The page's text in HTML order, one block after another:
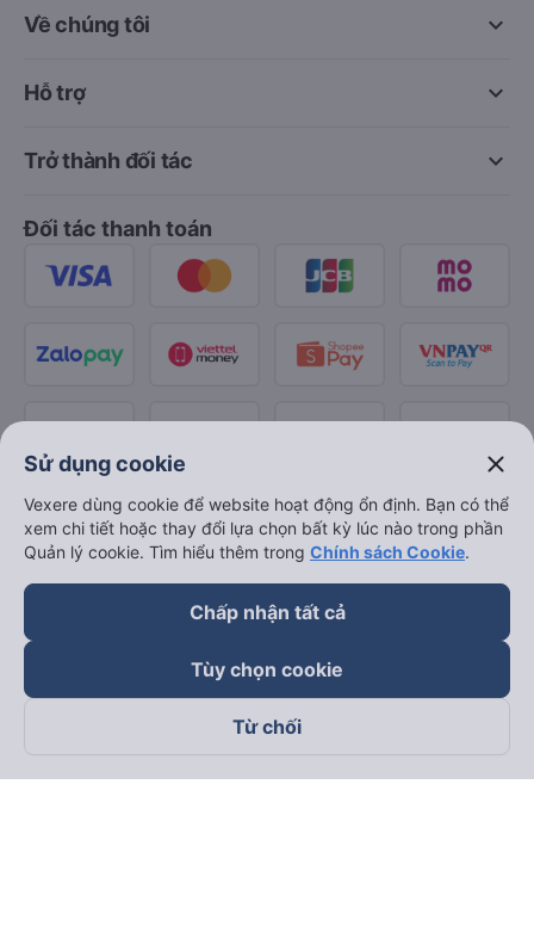
keyboard_arrow_down
Về chúng tôi
keyboard_arrow_down
Hỗ trợ
keyboard_arrow_down
Trở thành đối tác
Đối tác thanh toán
Theo dõi chúng tôi trên
Sử dụng cookie close
Vexere dùng cookie để website hoạt động ổn định. Bạn có thể
xem chi tiết hoặc thay đổi lựa chọn bất kỳ lúc nào trong phần
Quản lý cookie. Tìm hiểu thêm trong Chính sách Cookie.
Chấp nhận tất cả
Tùy chọn cookie
Từ chối